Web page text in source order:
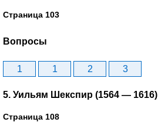
Страница 103
Вопросы
1 1 2 3
5. Уильям Шекспир (1564 — 1616)
Страница 108